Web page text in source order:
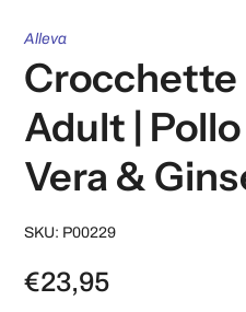
Alleva
Crocchette
Adult |
Vera &
SKU: P00229
€23,95